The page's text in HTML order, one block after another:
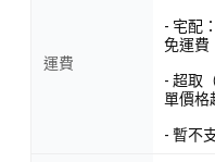
運費
- 宅配
免運費
- 超取
單價格
- 暫不